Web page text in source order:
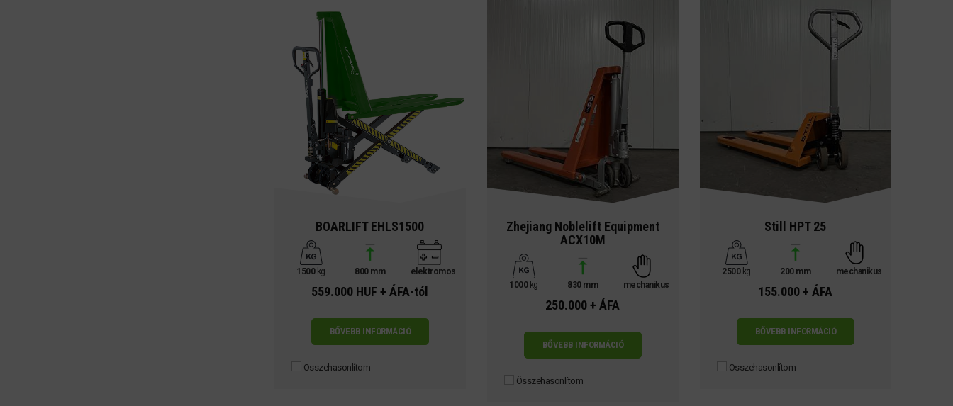
BOARLIFT EHLS1500
1500kg 800 mm elektromos
559.000 HUF + ÁFA-tól
BŐVEBB INFORMÁCIÓ
Összehasonlítom
Zhejiang Noblelift Equipment
ACX10M
1000kg 830 mm mechanikus
250.000 + ÁFA
BŐVEBB INFORMÁCIÓ
Összehasonlítom
Still HPT 25
2500kg 200 mm mechanikus
155.000 + ÁFA
BŐVEBB INFORMÁCIÓ
Összehasonlítom